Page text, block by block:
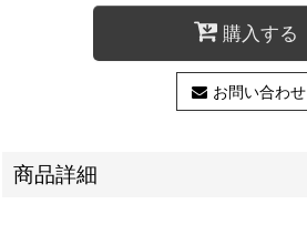
購入する
お問い合わせ
商品詳細